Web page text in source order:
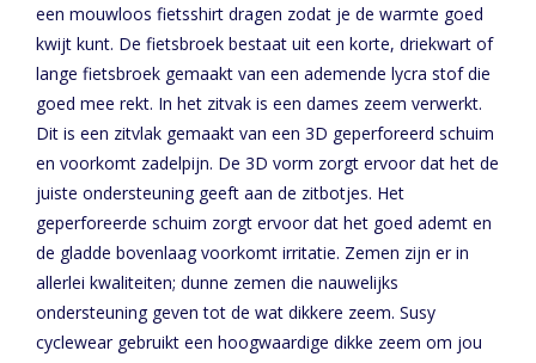
een mouwloos fietsshirt dragen zodat je de warmte goed
kwijt kunt. De fietsbroek bestaat uit een korte, driekwart of
lange fietsbroek gemaakt van een ademende lycra stof die
goed mee rekt. In het zitvak is een dames zeem verwerkt.
Dit is een zitvlak gemaakt van een 3D geperforeerd schuim
en voorkomt zadelpijn. De 3D vorm zorgt ervoor dat het de
juiste ondersteuning geeft aan de zitbotjes. Het
geperforeerde schuim zorgt ervoor dat het goed ademt en
de gladde bovenlaag voorkomt irritatie. Zemen zijn er in
allerlei kwaliteiten; dunne zemen die nauwelijks
ondersteuning geven tot de wat dikkere zeem. Susy
cyclewear gebruikt een hoogwaardige dikke zeem om jou